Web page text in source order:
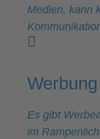
Medien, kann
Es gibt
im